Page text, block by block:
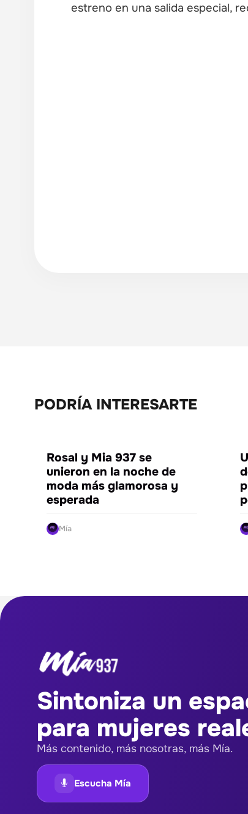
estreno en una salida especial,
PODRÍA INTERESARTE
ENTRETENIMIENTO
Rosal y Mia 937 se
unieron en la noche de
moda más glamorosa y
esperada
Mía
Sintoniza un
para mujeres
Más contenido, más nosotras, más Mía.
Escucha Mía